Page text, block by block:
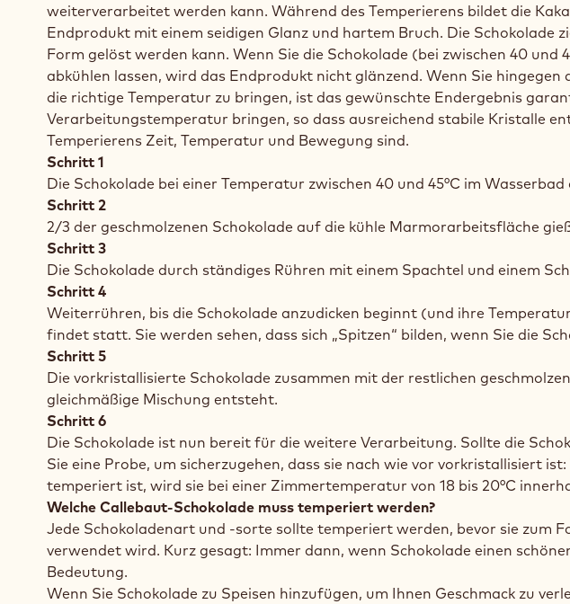
weiterverarbeitet werden kann. Während des Temperierens bildet die
Endprodukt mit einem seidigen Glanz und hartem Bruch. Die Schokolade
Form gelöst werden kann. Wenn Sie die Schokolade (bei zwischen 40
abkühlen lassen, wird das Endprodukt nicht glänzend. Wenn Sie
die richtige Temperatur zu bringen, ist das gewünschte Endergebnis
Verarbeitungstemperatur bringen, so dass ausreichend stabile Kristalle
Temperierens Zeit, Temperatur und Bewegung sind.
Schritt 1
Die Schokolade bei einer Temperatur zwischen 40 und 45°C im
Schritt 2
2/3 der geschmolzenen Schokolade auf die kühle Marmorarbeitsfläche
Schritt 3
Die Schokolade durch ständiges Rühren mit einem Spachtel und einem
Schritt 4
Weiterrühren, bis die Schokolade anzudicken beginnt (und ihre
findet statt. Sie werden sehen, dass sich „Spitzen“ bilden, wenn Sie die
Schritt 5
Die vorkristallisierte Schokolade zusammen mit der restlichen
gleichmäßige Mischung entsteht.
Schritt 6
Die Schokolade ist nun bereit für die weitere Verarbeitung. Sollte die
Sie eine Probe, um sicherzugehen, dass sie nach wie vor vorkristallisiert
temperiert ist, wird sie bei einer Zimmertemperatur von 18 bis 20°C
Welche Callebaut-Schokolade muss temperiert werden?
Jede Schokoladenart und -sorte sollte temperiert werden, bevor sie zum
verwendet wird. Kurz gesagt: Immer dann, wenn Schokolade einen
Bedeutung.
Wenn Sie Schokolade zu Speisen hinzufügen, um Ihnen Geschmack zu